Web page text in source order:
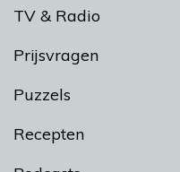
TV & Radio
Prijsvragen
Puzzels
Recepten